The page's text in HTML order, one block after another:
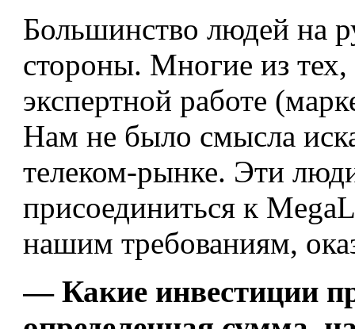
Большинство людей на
стороны. Многие из тех,
экспертной работе
Нам не было смысла
телеком-рынке. Эти
присоединиться к
нашим требованиям,
— Какие инвестиции